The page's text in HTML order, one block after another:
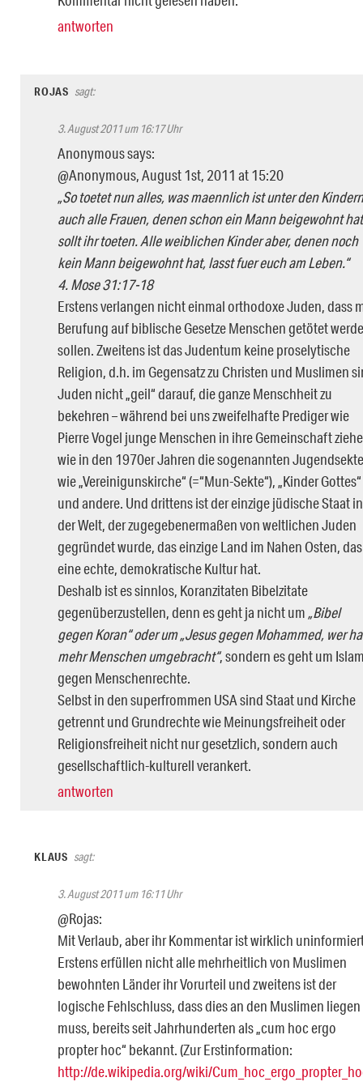
antworten
ROJAS sagt:
3. August 2011 um 16:17 Uhr
Anonymous says:
@Anonymous, August 1st, 2011 at 15:20
„So toetet nun alles, was maennlich ist unter den
auch alle Frauen, denen schon ein Mann beigewohnt
sollt ihr toeten. Alle weiblichen Kinder aber, denen noch
kein Mann beigewohnt hat, lasst fuer euch am Leben.“
4. Mose 31:17-18
Erstens verlangen nicht einmal orthodoxe Juden, dass
Berufung auf biblische Gesetze Menschen getötet
sollen. Zweitens ist das Judentum keine proselytische
Religion, d.h. im Gegensatz zu Christen und Muslimen
Juden nicht „geil“ darauf, die ganze Menschheit zu
bekehren – während bei uns zweifelhafte Prediger wie
Pierre Vogel junge Menschen in ihre Gemeinschaft
wie in den 1970er Jahren die sogenannten
wie „Vereinigunskirche“ (=“Mun-Sekte“), „Kinder Gottes“
und andere. Und drittens ist der einzige jüdische Staat in
der Welt, der zugegebenermaßen von weltlichen Juden
gegründet wurde, das einzige Land im Nahen Osten, das
eine echte, demokratische Kultur hat.
Deshalb ist es sinnlos, Koranzitaten Bibelzitate
gegenüberzustellen, denn es geht ja nicht um „Bibel
gegen Koran“ oder um„Jesus gegen Mohammed, wer
mehr Menschen umgebracht“, sondern es geht um
gegen Menschenrechte.
Selbst in den superfrommen USA sind Staat und Kirche
getrennt und Grundrechte wie Meinungsfreiheit oder
Religionsfreiheit nicht nur gesetzlich, sondern auch
gesellschaftlich-kulturell verankert.
antworten
KLAUS sagt:
3. August 2011 um 16:11 Uhr
@Rojas:
Mit Verlaub, aber ihr Kommentar ist wirklich
Erstens erfüllen nicht alle mehrheitlich von Muslimen
bewohnten Länder ihr Vorurteil und zweitens ist der
logische Fehlschluss, dass dies an den Muslimen liegen
muss, bereits seit Jahrhunderten als „cum hoc ergo
propter hoc“ bekannt. (Zur Erstinformation:
http://de.wikipedia.org/wiki/